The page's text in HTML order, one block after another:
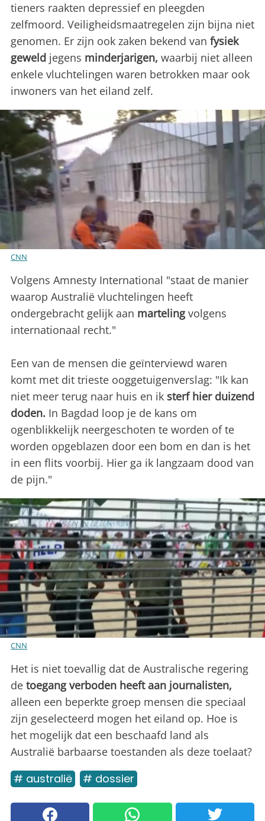
tieners raakten depressief en pleegden
zelfmoord. Veiligheidsmaatregelen zijn bijna niet
genomen. Er zijn ook zaken bekend van fysiek
geweld jegens minderjarigen, waarbij niet alleen
enkele vluchtelingen waren betrokken maar ook
inwoners van het eiland zelf.
CNN
Volgens Amnesty International "staat de manier
waarop Australië vluchtelingen heeft
ondergebracht gelijk aan martelingvolgens
internationaal recht."
Een van de mensen die geïnterviewd waren
komt met dit trieste ooggetuigenverslag: "Ik kan
niet meer terug naar huis en ik sterf hier duizend
doden. In Bagdad loop je de kans om
ogenblikkelijk neergeschoten te worden of te
worden opgeblazen door een bom en dan is het
in een flits voorbij. Hier ga ik langzaam dood van
de pijn."
CNN
Het is niet toevallig dat de Australische regering
de toegang verboden heeft aan journalisten,
alleen een beperkte groep mensen die speciaal
zijn geselecteerd mogen het eiland op. Hoe is
het mogelijk dat een beschaafd land als
Australië barbaarse toestanden als deze toelaat?
# australië # dossier